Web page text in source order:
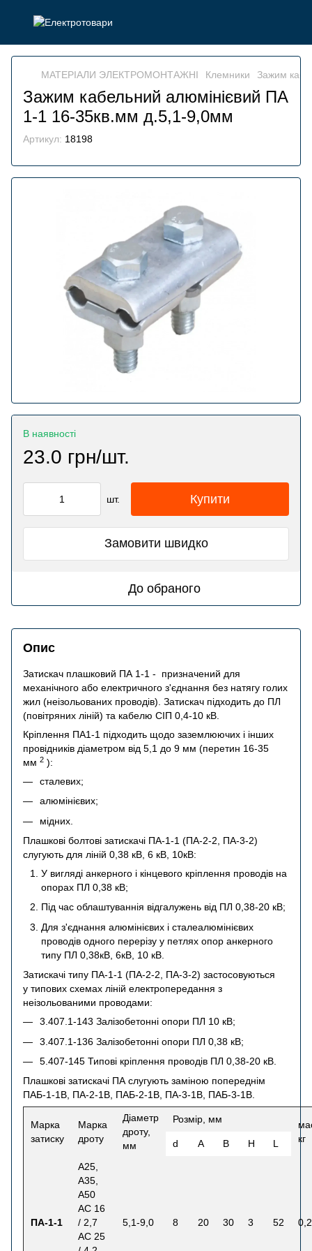
МАТЕРІАЛИ ЭЛЕКТРОМОНТАЖНІ Клемники Зажим
Зажим кабельний алюмінієвий ПА
1-1 16-35кв.мм д.5,1-9,0мм
Артикул: 18198
В наявності
23.0 грн/шт.
шт. Купити
Замовити швидко
До обраного
Опис
Затискач плашковий ПА 1-1 - призначений для
механічного або електричного з'єднання без натягу голих
жил (неізольованих проводів). Затискач підходить до ПЛ
(повітряних ліній) та кабелю СІП 0,4-10 кВ.
Кріплення ПА1-1 підходить щодо заземлюючих і інших
провідників діаметром від 5,1 до 9 мм (перетин 16-35
мм 2 ):
сталевих;
алюмінієвих;
мідних.
Плашкові болтові затискачі ПА-1-1 (ПА-2-2, ПА-3-2)
слугують для ліній 0,38 кВ, 6 кВ, 10кВ:
У вигляді анкерного і кінцевого кріплення проводів на
опорах ПЛ 0,38 кВ;
Під час облаштуваннія відгалужень від ПЛ 0,38-20 кВ;
Для з'єднання алюмінієвих і сталеалюмінієвих
проводів одного перерізу у петлях опор анкерного
типу ПЛ 0,38кВ, 6кВ, 10 кВ.
Затискачі типу ПА-1-1 (ПА-2-2, ПА-3-2) застосовуються
у типових схемах ліній електропередання з
неізольованими проводами:
3.407.1-143 Залізобетонні опори ПЛ 10 кВ;
3.407.1-136 Залізобетонні опори ПЛ 0,38 кВ;
5.407-145 Типові кріплення проводів ПЛ 0,38-20 кВ.
Плашкові затискачі ПА слугують заміною попереднім
ПАБ-1-1В, ПА-2-1В, ПАБ-2-1В, ПА-3-1В, ПАБ-3-1В.
Марка
затиску
Марка
дроту
Діаметр
дроту,
мм
Розмір, мм
кг
d A B H L
ПА-1-1
А25,
А35,
А50
АС 16
/ 2,7
АС 25
5,1-9,0 8 20 30 3 52